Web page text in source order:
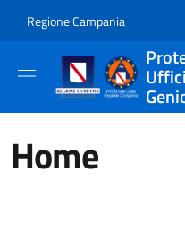
Regione Campania
Home